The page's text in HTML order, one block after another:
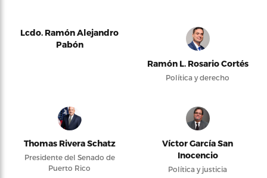
Lcdo. Ramón Alejandro
Pabón
Ramón L. Rosario Cortés
Política y derecho
Thomas Rivera Schatz
Presidente del Senado de
Puerto Rico
Víctor García San
Inocencio
Política y justicia